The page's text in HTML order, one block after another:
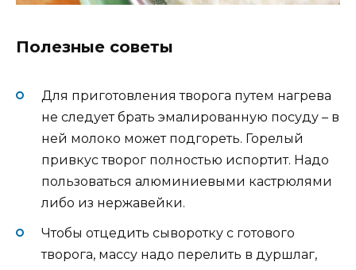
Полезные советы
Для приготовления творога путем нагрева
не следует брать эмалированную посуду – в
ней молоко может подгореть. Горелый
привкус творог полностью испортит. Надо
пользоваться алюминиевыми кастрюлями
либо из нержавейки.
Чтобы отцедить сыворотку с готового
творога, массу надо перелить в дуршлаг,